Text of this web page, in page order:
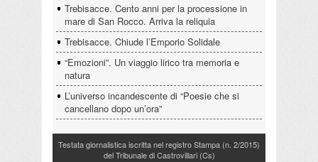
Trebisacce. Cento anni per la processione in
mare di San Rocco. Arriva la reliquia
Trebisacce. Chiude l’Emporio Solidale
“Emozioni”. Un viaggio lirico tra memoria e
natura
L’universo incandescente di “Poesie che si
cancellano dopo un’ora”
Testata giornalistica iscritta nel registro Stampa (n. 2/2015)
del Tribunale di Castrovillari (Cs)